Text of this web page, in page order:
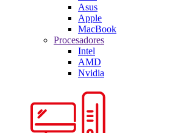
Asus
Apple
MacBook
Procesadores
Intel
AMD
Nvidia